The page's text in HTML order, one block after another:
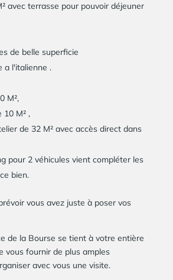
avec terrasse pour pouvoir déjeuner
de belle superficie
a l'italienne .
M²,
10 M² ,
de 32 M² avec accès direct dans
pour 2 véhicules vient compléter les
bien.
vous avez juste à poser vos
de la Bourse se tient à votre entière
vous fournir de plus amples
avec vous une visite.